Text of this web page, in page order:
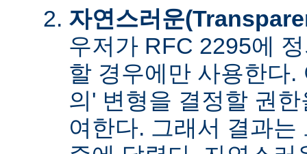
자연스러운
우저가 RFC 2295에
할 경우에만 사용한다.
의' 변형을 결정할 권
여한다. 그래서 결과